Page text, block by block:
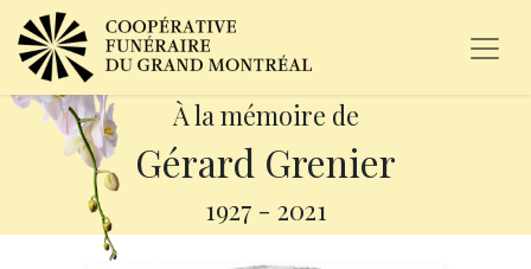
À la mémoire de
Gérard Grenier
1927 - 2021